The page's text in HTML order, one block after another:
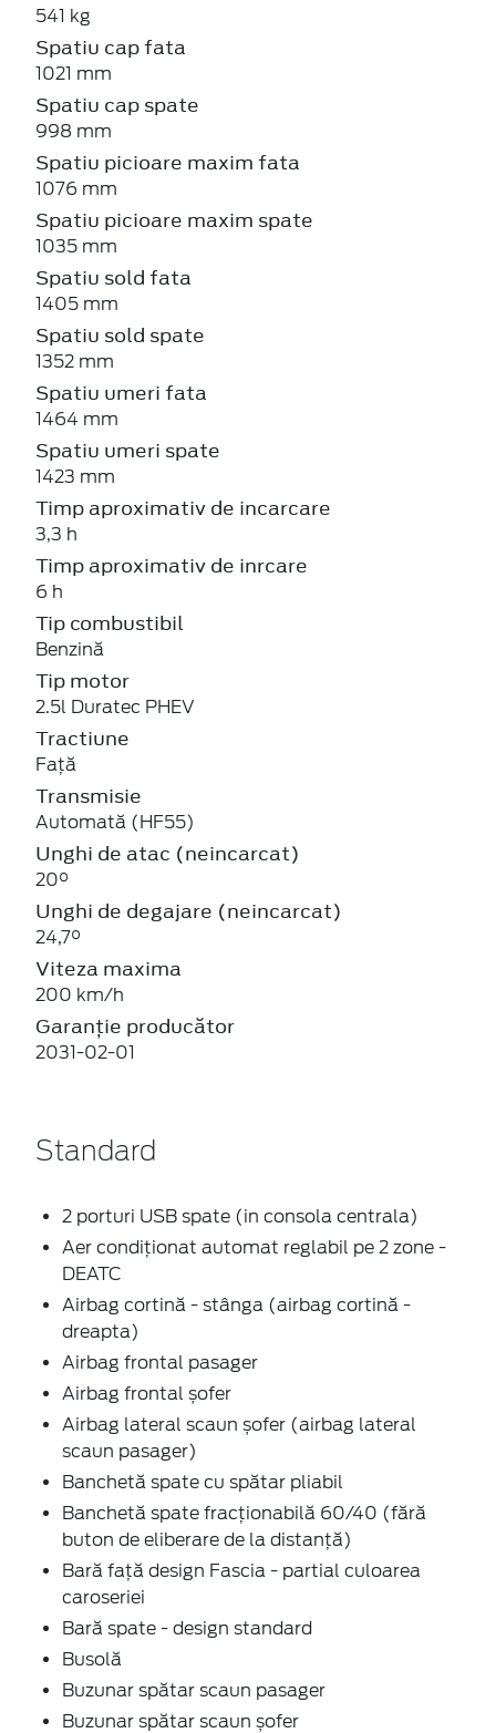
541 kg
Spatiu cap fata
1021 mm
Spatiu cap spate
998 mm
Spatiu picioare maxim fata
1076 mm
Spatiu picioare maxim spate
1035 mm
Spatiu sold fata
1405 mm
Spatiu sold spate
1352 mm
Spatiu umeri fata
1464 mm
Spatiu umeri spate
1423 mm
Timp aproximativ de incarcare
3,3 h
Timp aproximativ de inrcare
6 h
Tip combustibil
Benzină
Tip motor
2.5l Duratec PHEV
Tractiune
Față
Transmisie
Automată (HF55)
Unghi de atac (neincarcat)
20°
Unghi de degajare (neincarcat)
24,7°
Viteza maxima
200 km/h
Garanție producător
2031-02-01
Standard
2 porturi USB spate (in consola centrala)
Aer condiționat automat reglabil pe 2 zone -
DEATC
Airbag cortină - stânga (airbag cortină -
dreapta)
Airbag frontal pasager
Airbag frontal șofer
Airbag lateral scaun șofer (airbag lateral
scaun pasager)
Banchetă spate cu spătar pliabil
Banchetă spate fracționabilă 60/40 (fără
buton de eliberare de la distanță)
Bară față design Fascia - partial culoarea
caroseriei
Bară spate - design standard
Busolă
Buzunar spătar scaun pasager
Buzunar spătar scaun șofer